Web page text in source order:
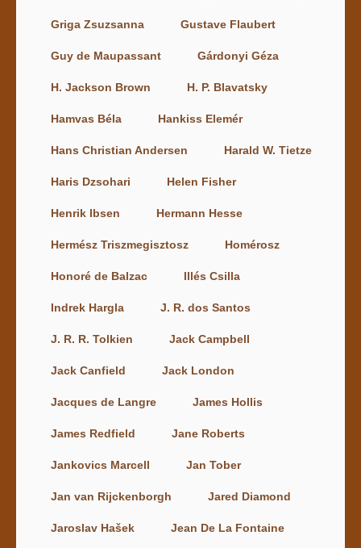
Griga Zsuzsanna Gustave Flaubert
Guy de Maupassant Gárdonyi Géza
H. Jackson Brown H. P. Blavatsky
Hamvas Béla Hankiss Elemér
Hans Christian Andersen Harald W. Tietze
Haris Dzsohari Helen Fisher
Henrik Ibsen Hermann Hesse
Hermész Triszmegisztosz Homérosz
Honoré de Balzac Illés Csilla
Indrek Hargla J. R. dos Santos
J. R. R. Tolkien Jack Campbell
Jack Canfield Jack London
Jacques de Langre James Hollis
James Redfield Jane Roberts
Jankovics Marcell Jan Tober
Jan van Rijckenborgh Jared Diamond
Jaroslav Hašek Jean De La Fontaine